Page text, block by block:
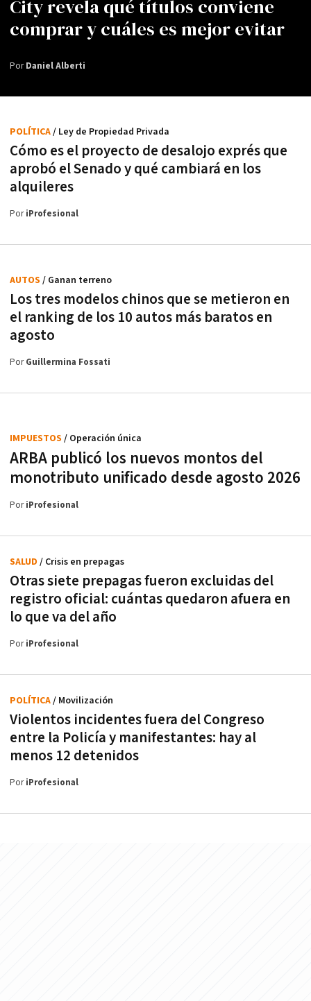
City revela qué títulos conviene
comprar y cuáles es mejor evitar
PorDaniel Alberti
Cómo es el proyecto de desalojo exprés que
aprobó el Senado y qué cambiará en los
alquileres
POLÍTICA/ Ley de Propiedad Privada
PoriProfesional
Los tres modelos chinos que se metieron en
el ranking de los 10 autos más baratos en
agosto
AUTOS / Ganan terreno
PorGuillermina Fossati
ARBA publicó los nuevos montos del
monotributo unificado desde agosto 2026
IMPUESTOS / Operación única
PoriProfesional
Otras siete prepagas fueron excluidas del
registro oficial: cuántas quedaron afuera en
lo que va del año
SALUD / Crisis en prepagas
PoriProfesional
Violentos incidentes fuera del Congreso
entre la Policía y manifestantes: hay al
menos 12 detenidos
POLÍTICA/ Movilización
PoriProfesional